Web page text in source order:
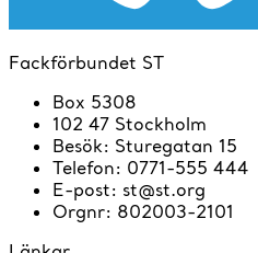
Fackförbundet ST
Box 5308
102 47 Stockholm
Besök: Sturegatan 15
Telefon: 0771-555 444
E-post: st@st.org
Orgnr: 802003-2101